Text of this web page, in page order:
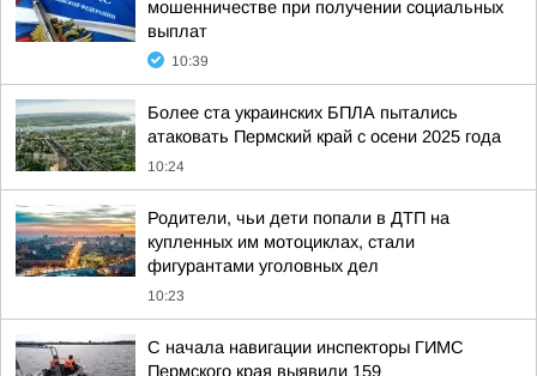
мошенничестве при получении социальных
выплат
10:39
Более ста украинских БПЛА пытались
атаковать Пермский край с осени 2025 года
10:24
Родители, чьи дети попали в ДТП на
купленных им мотоциклах, стали
фигурантами уголовных дел
10:23
С начала навигации инспекторы ГИМС
Пермского края выявили 159